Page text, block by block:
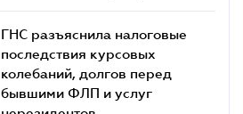
ГНС разъяснила налоговые
последствия курсовых
колебаний, долгов перед
бывшими ФЛП и услуг